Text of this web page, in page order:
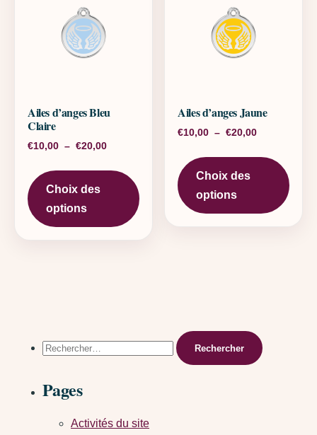
Ailes d’anges Bleu
Claire
€10,00 – €20,00Plage de prix : €10,00 à €20,00
Choix des
options
Ce produit a plusieurs variations.
Ailes d’anges Jaune
€10,00 – €20,00Plage de
Choix des
options
Rechercher :
Pages
Activités du site